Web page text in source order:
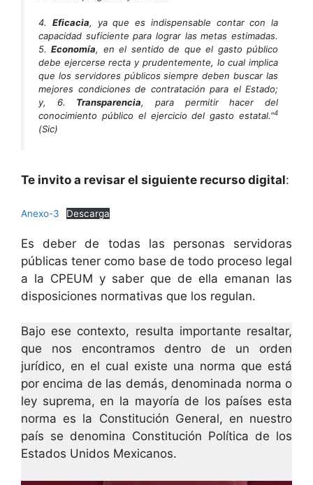
4. Eficacia, ya que es indispensable contar con la
capacidad suficiente para lograr las metas estimadas.
5.Economía, en el sentido de que el gasto público
debe ejercerse recta y prudentemente, lo cual implica
que los servidores públicos siempre deben buscar las
mejores condiciones de contratación para el Estado;
y, 6. Transparencia, para permitir hacer del
conocimiento público el ejercicio del gasto estatal.”4
(Sic)
Te invito a revisar el siguiente recurso digital:
Anexo-3 Descarga
Es deber de todas las personas servidoras
públicas tener como base de todo proceso legal
a la CPEUM y saber que de ella emanan las
disposiciones normativas que los regulan.
Bajo ese contexto, resulta importante resaltar,
que nos encontramos dentro de un orden
jurídico, en el cual existe una norma que está
por encima de las demás, denominada norma o
ley suprema, en la mayoría de los países esta
norma es la Constitución General, en nuestro
país se denomina Constitución Política de los
Estados Unidos Mexicanos.